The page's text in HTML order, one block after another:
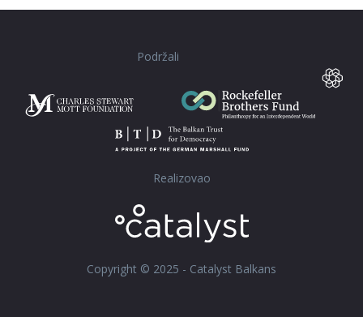
Podržali
Realizovao
Copyright © 2025 - Catalyst Balkans